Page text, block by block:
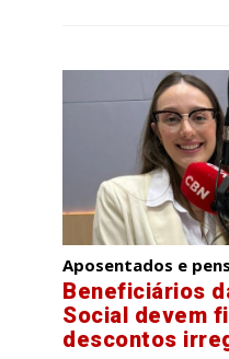
Aposentados e
Beneficiários
Social devem
descontos